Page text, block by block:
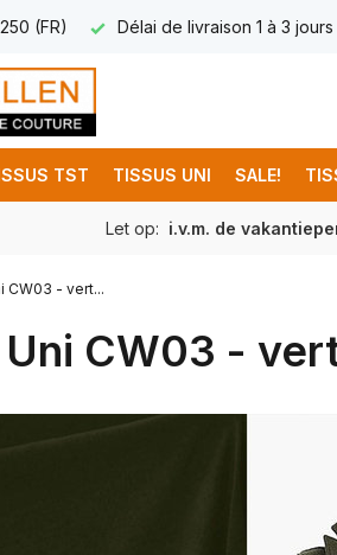
(FR) Délai de livraison 1 à 3
TST TISSUS UNI SALE!
Let op: i.v.m. de
CW03 - vert...
CW03 -